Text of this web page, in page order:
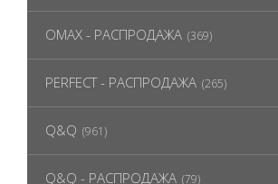
OMAX - РАСПРОДАЖА (369)
PERFECT - РАСПРОДАЖА (265)
Q&Q (961)
Q&Q - РАСПРОДАЖА (79)